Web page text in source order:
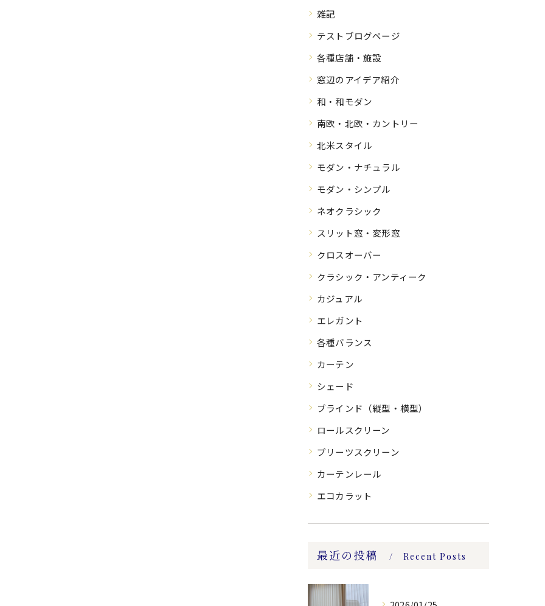
雑記
テストブログページ
各種店舗・施設
窓辺のアイデア紹介
和・和モダン
南欧・北欧・カントリー
北米スタイル
モダン・ナチュラル
モダン・シンプル
ネオクラシック
スリット窓・変形窓
クロスオーバー
クラシック・アンティーク
カジュアル
エレガント
各種バランス
カーテン
シェード
ブラインド（縦型・横型）
ロールスクリーン
プリーツスクリーン
カーテンレール
エコカラット
最近の投稿 Recent Posts